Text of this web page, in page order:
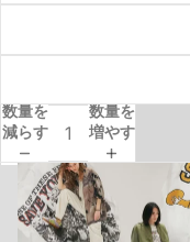
数量を
減らす
数量を
増やす